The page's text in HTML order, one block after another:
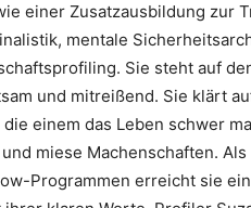
einer Zusatzausbildung zur
mentale
Sie steht auf
und mitreißend. Sie klärt
einem das Leben schwer
miese Machenschaften.
Programmen erreicht sie